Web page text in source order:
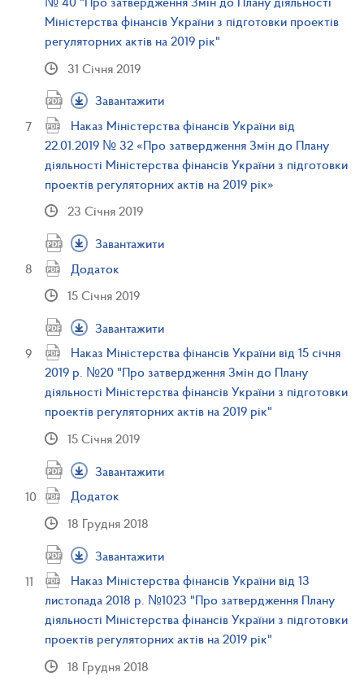
Міністерства фінансів України з підготовки проектів
регуляторних актів на 2019 рік"
31 Січня 2019
Завантажити
Наказ Міністерства фінансів України від
22.01.2019 № 32 «Про затвердження Змін до Плану
діяльності Міністерства фінансів України з підготовки
проектів регуляторних актів на 2019 рік»
23 Січня 2019
Завантажити
Додаток
15 Січня 2019
Завантажити
Наказ Міністерства фінансів України від 15 січня
2019 р. №20 "Про затвердження Змін до Плану
діяльності Міністерства фінансів України з підготовки
проектів регуляторних актів на 2019 рік"
15 Січня 2019
Завантажити
Додаток
18 Грудня 2018
Завантажити
Наказ Міністерства фінансів України від 13
листопада 2018 р. №1023 "Про затвердження Плану
діяльності Міністерства фінансів України з підготовки
проектів регуляторних актів на 2019 рік"
18 Грудня 2018